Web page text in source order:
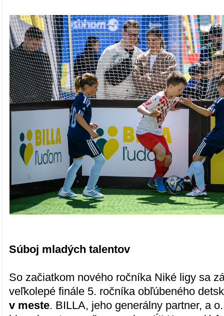
Súboj mladých talentov
So začiatkom nového ročníka Niké ligy sa
veľkolepé finále 5. ročníka obľúbeného
v meste. BILLA, jeho generálny partner, a